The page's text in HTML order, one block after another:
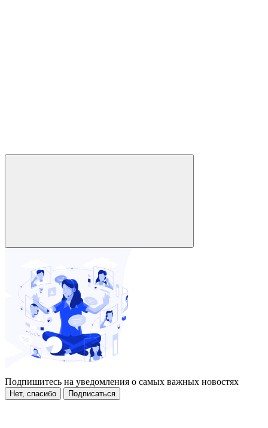
Подпишитесь на уведомления о самых важных новостях
Нет, спасибо Подписаться